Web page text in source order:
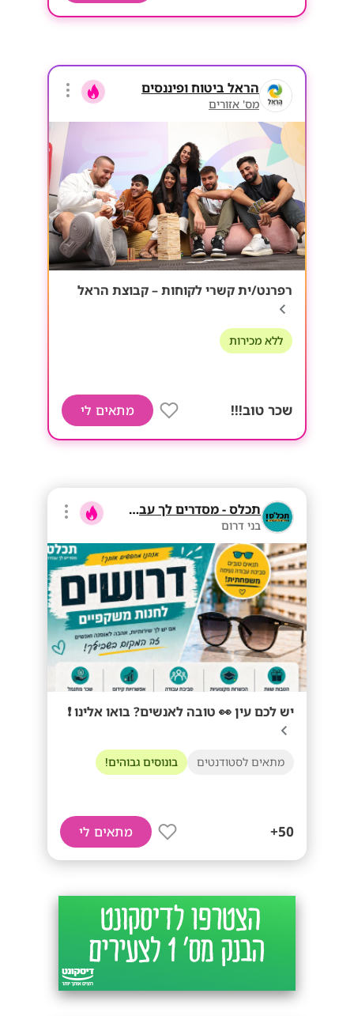
הראל ביטוח ופיננסים
מס' אזורים
רפרנט/ית קשרי לקוחות – קבוצת הראל
ללא מכירות
שכר טוב!!! מתאים לי
תכלס - מסדרים לך עבודה
בני דרום
יש לכם עין 👀 טובה לאנשים? בואו אלינו ❗
מתאים לסטודנטים בונוסים גבוהים!
50+ מתאים לי